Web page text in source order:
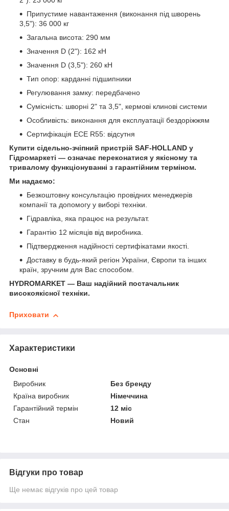
Припустиме навантаження (виконання під шворень
3,5"): 36 000 кг
Загальна висота: 290 мм
Значення D (2"): 162 кН
Значення D (3,5"): 260 кН
Тип опор: карданні підшипники
Регулювання замку: передбачено
Сумісність: шворні 2" та 3,5", кермові клинові системи
Особливість: виконання для експлуатації бездоріжжям
Сертифікація ECE R55: відсутня
Купити сідельно-зчіпний пристрій SAF-HOLLAND у
Гідромаркеті — означає переконатися у якісному та
тривалому функціонуванні з гарантійним терміном.
Ми надаємо:
Безкоштовну консультацію провідних менеджерів
компанії та допомогу у виборі техніки.
Гідравліка, яка працює на результат.
Гарантію 12 місяців від виробника.
Підтвердження надійності сертифікатами якості.
Доставку в будь-який регіон України, Європи та інших
країн, зручним для Вас способом.
HYDROMARKET — Ваш надійний постачальник
високоякісної техніки.
Приховати
Характеристики
Основні
Виробник
Без бренду
Країна виробник
Німеччина
Гарантійний термін
12 міс
Стан
Новий
Відгуки про товар
Ще немає відгуків про цей товар